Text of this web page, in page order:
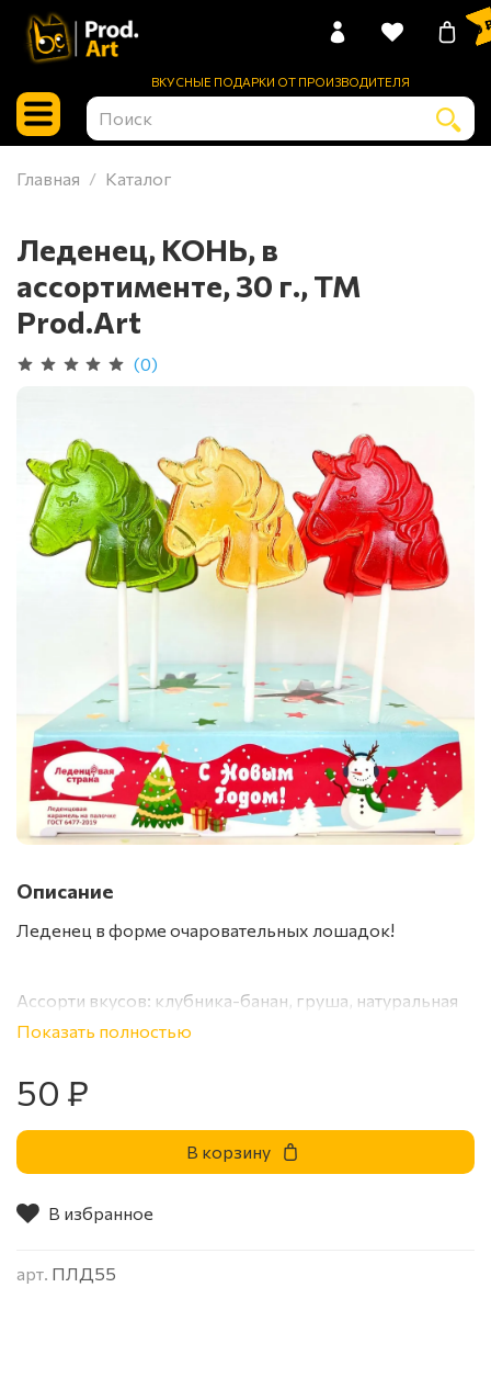
ВКУСНЫЕ ПОДАРКИ ОТ ПРОИЗВОДИТЕЛЯ
0
Главная Каталог
Леденец, КОНЬ, в
ассортименте, 30 г., ТМ
Prod.Art
(0)
В избранное
арт. ПЛД55
Описание
Леденец в форме очаровательных лошадок!
Ассорти вкусов: клубника-банан, груша, натуральная
карамель.
Показать полностью
50 ₽
В корзину